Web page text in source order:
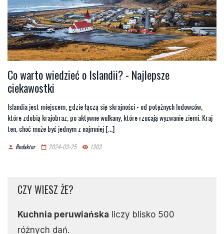
Co warto wiedzieć o Islandii? - Najlepsze
ciekawostki
Islandia jest miejscem, gdzie łączą się skrajności - od potężnych lodowców,
które zdobią krajobraz, po aktywne wulkany, które rzucają wyzwanie ziemi. Kraj
ten, choć może być jednym z najmniej [...]
person Redaktor date_range 2024-03-25 remove_red_eye 1303
CZY WIESZ ŻE?
Kuchnia peruwiańska liczy blisko 500
różnych dań.